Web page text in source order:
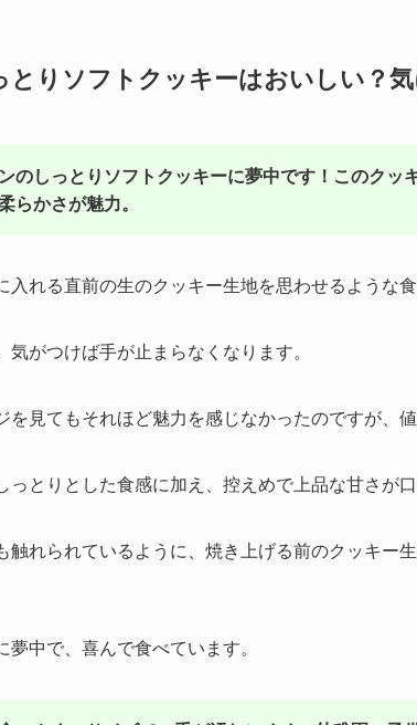
とりソフトクッキーはおいしい？
のしっとりソフトクッキーに夢中です！このクッ
らかさが魅力。
入れる直前の生のクッキー生地を思わせるような食
気がつけば手が止まらなくなります。
を見てもそれほど魅力を感じなかったのですが、
っとりとした食感に加え、控えめで上品な甘さが口
触れられているように、焼き上げる前のクッキー
夢中で、喜んで食べています。